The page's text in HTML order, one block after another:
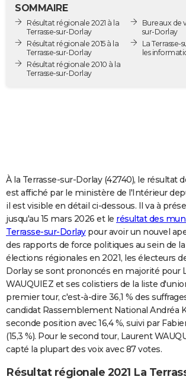
Destinations
City break
Voyage nature
Voyage de noces
Forum
Climat
GUIDES D'ACHAT
BONS PLANS
S'inscrire
Se connecter
Lycées
Collèges
Primaires
Universités
Entreprises
Service militaire
Avis de recherche
AVIS DE DÉCÈS
FORUM
Bricolage
Lifestyle
Culture
Sport
Auto
Television
Voyage
Cinema
SOMMAIRE
Résultat régionale 2021 à la
Terrasse-sur-Dorlay
Résultat régionale 2015 à la
Terrasse-sur-Dorlay
Résultat régionale 2010 à la
Terrasse-sur-Dorlay
Bureaux de
sur-Dorlay
La Terrasse-
les
À la Terrasse-sur-Dorlay (42740), le résultat
est affiché par le ministère de l'Intérieur
il est visible en détail ci-dessous. Il va à
jusqu'au 15 mars 2026 et le résultat des
Terrasse-sur-Dorlaypour avoir un nouvel
des rapports de force politiques au sein de
élections régionales en 2021, les électeurs
Dorlay se sont prononcés en majorité pour
WAUQUIEZ et ses colistiers de la liste
premier tour, c'est-à-dire 36,1 % des
candidat Rassemblement National Andréa
seconde position avec 16,4 %, suivi par
(15,3 %). Pour le second tour, Laurent
capté la plupart des voix avec 87 votes.
Résultat régionale 2021 La